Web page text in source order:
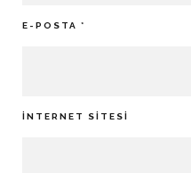
E-POSTA *
İNTERNET SITESI